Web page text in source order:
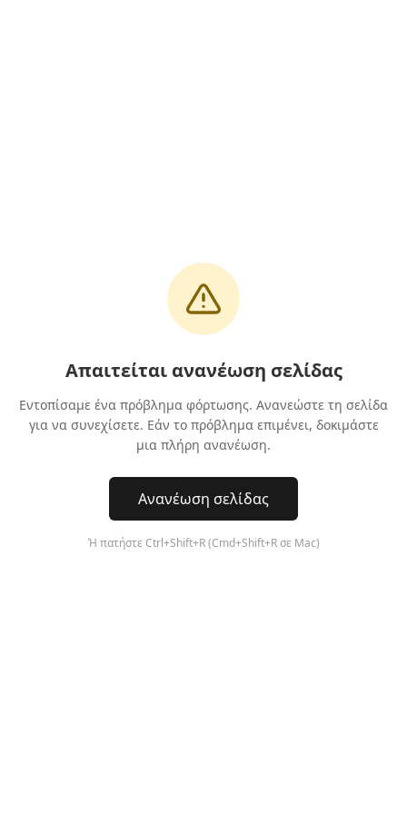
Απαιτείται ανανέωση σελίδας
Εντοπίσαμε ένα πρόβλημα φόρτωσης. Ανανεώστε τη σελίδα
για να συνεχίσετε. Εάν το πρόβλημα επιμένει, δοκιμάστε
μια πλήρη ανανέωση.
Ανανέωση σελίδας
Ή πατήστε Ctrl+Shift+R (Cmd+Shift+R σε Mac)